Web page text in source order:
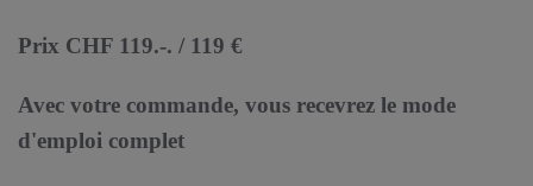
Prix CHF 119.-. / 119 €
Avec votre commande, vous recevrez le mode
d'emploi complet